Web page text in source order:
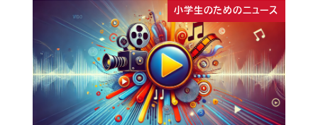
小学生のためのニュース